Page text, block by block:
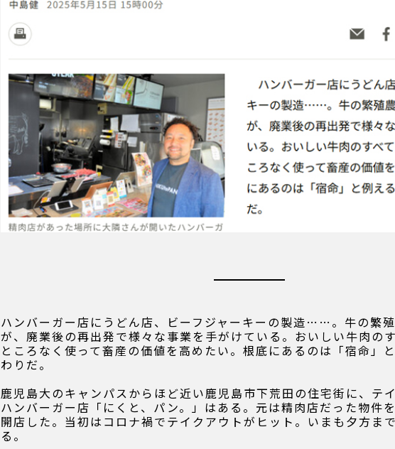
ハンバーガー店にうどん店、ビーフジャーキーの製造……。牛の繁
が、廃業後の再出発で様々な事業を手がけている。おいしい牛肉の
ところなく使って畜産の価値を高めたい。根底にあるのは「宿命」
わりだ。
鹿児島大のキャンパスからほど近い鹿児島市下荒田の住宅街に、テ
ハンバーガー店「にくと、パン。」はある。元は精肉店だった物件
開店した。当初はコロナ禍でテイクアウトがヒット。いまも夕方ま
る。